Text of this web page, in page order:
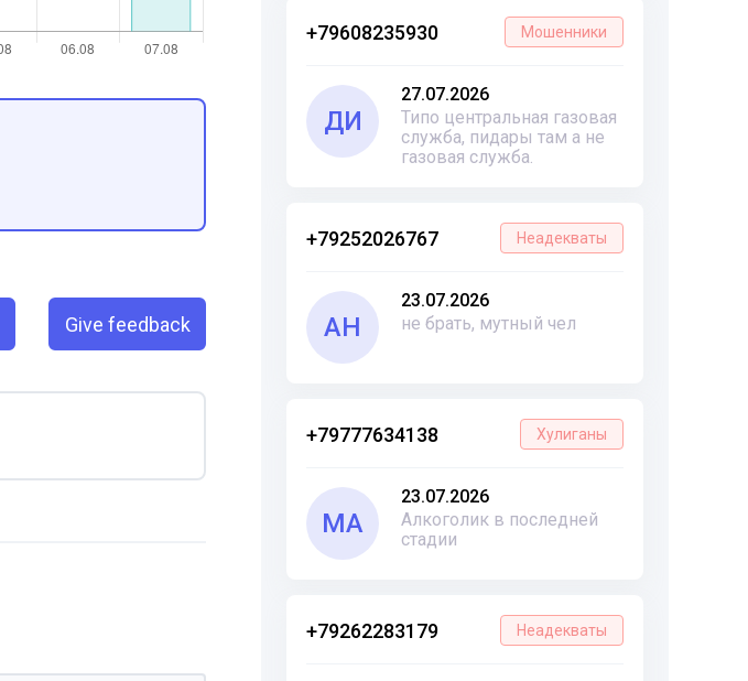
+79608235930 Мошенники
ДИ
27.07.2026
Типо центральная газовая
служба, пидары там а не
газовая служба.
+79252026767 Неадекваты
АН
23.07.2026
не брать, мутный чел
+79777634138 Хулиганы
МА
23.07.2026
Алкоголик в последней
стадии
+79262283179 Неадекваты
Give feedback